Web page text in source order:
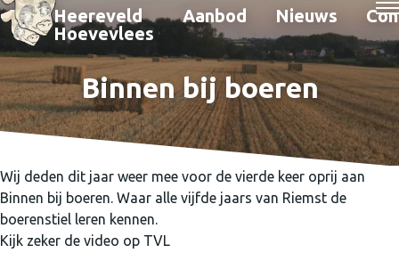
Heereveld
Hoevevlees
Aanbod Nieuws
Binnen bij boeren
Wij deden dit jaar weer mee voor de vierde keer oprij aan
Binnen bij boeren. Waar alle vijfde jaars van Riemst de
boerenstiel leren kennen.
Kijk zeker de video op TVL